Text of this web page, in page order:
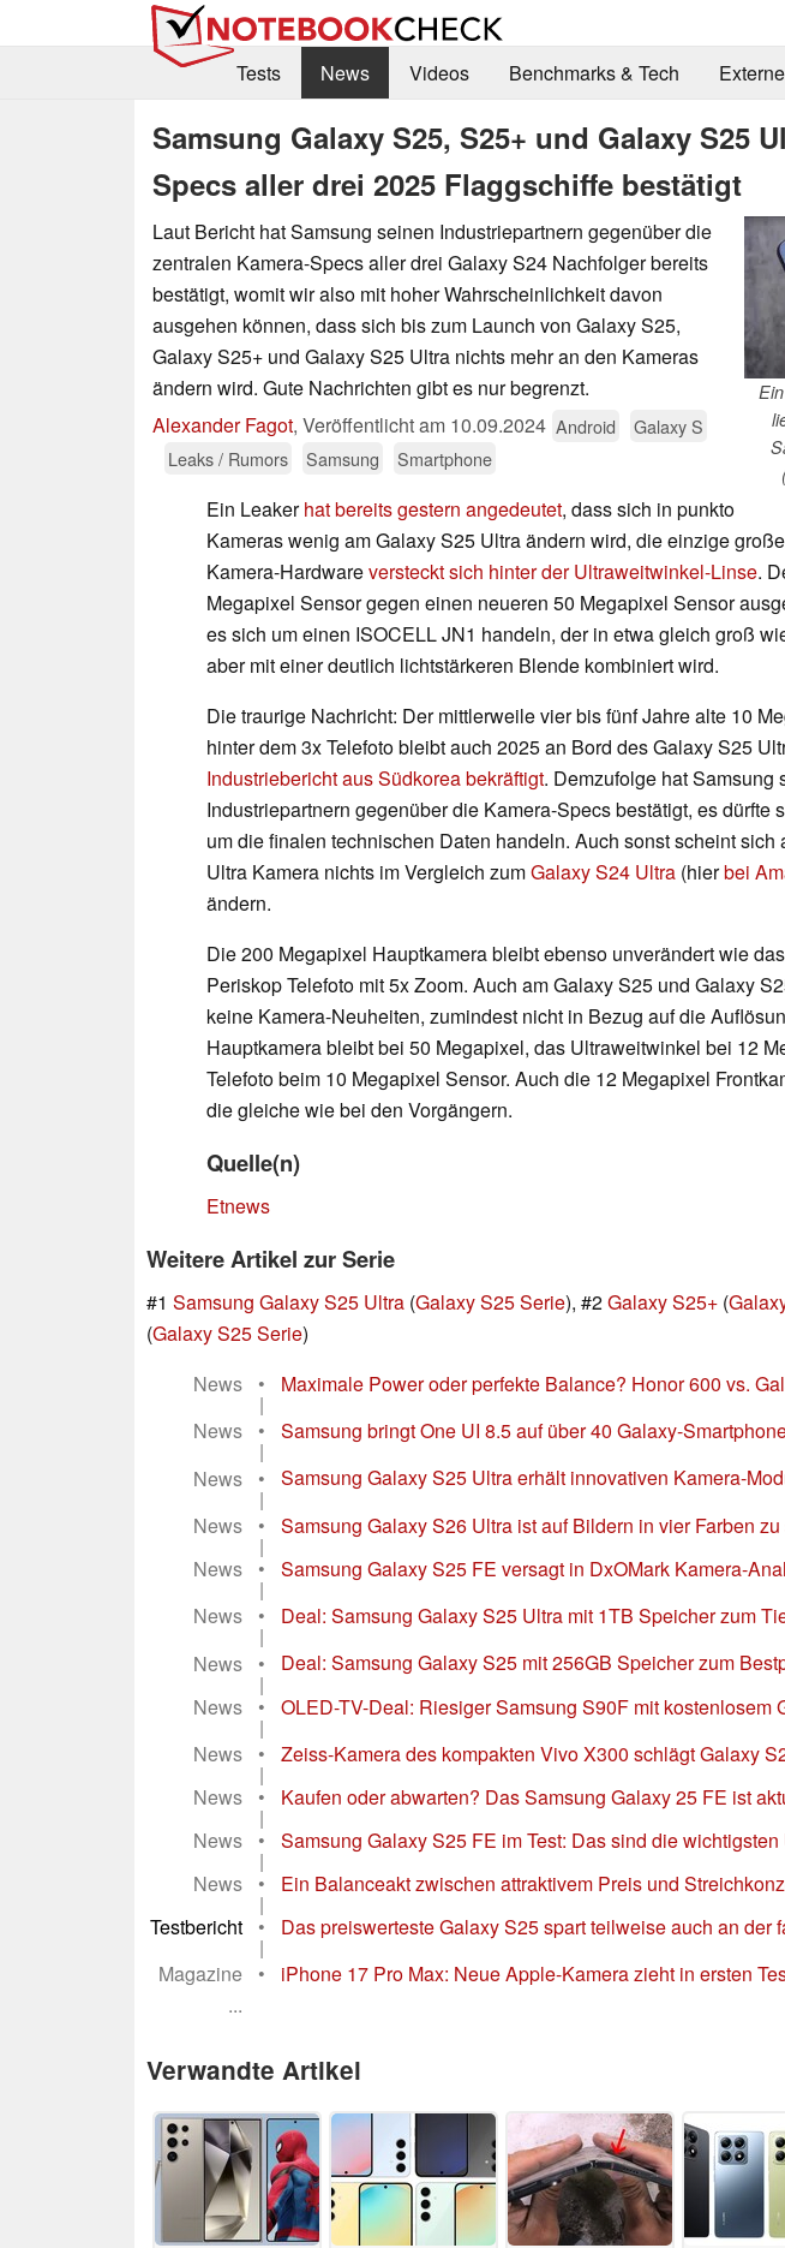
Tests
News Videos Benchmarks & Tech
Samsung Galaxy S25, S25+ und Galaxy S25
Specs aller drei 2025 Flaggschiffe bestätigt
Laut Bericht hat Samsung seinen Industriepartnern gegenüber die
zentralen Kamera-Specs aller drei Galaxy S24 Nachfolger bereits
bestätigt, womit wir also mit hoher Wahrscheinlichkeit davon
ausgehen können, dass sich bis zum Launch von Galaxy S25,
Galaxy S25+ und Galaxy S25 Ultra nichts mehr an den Kameras
ändern wird. Gute Nachrichten gibt es nur begrenzt.
Alexander Fagot, Veröffentlicht am 10.09.2024 Android
Galaxy S
Leaks / Rumors
Samsung Smartphone
Ein Leakerhat bereits gestern angedeutet, dass sich in punkto
Kameras wenig am Galaxy S25 Ultra ändern wird, die einzige
Kamera-Hardwareversteckt sich hinter der Ultraweitwinkel-Linse.
Megapixel Sensor gegen einen neueren 50 Megapixel Sensor
es sich um einen ISOCELL JN1 handeln, der in etwa gleich groß
aber mit einer deutlich lichtstärkeren Blende kombiniert wird.
Die traurige Nachricht: Der mittlerweile vier bis fünf Jahre alte 10
hinter dem 3x Telefoto bleibt auch 2025 an Bord des Galaxy S25
Industriebericht aus Südkorea bekräftigt. Demzufolge hat Samsung
Industriepartnern gegenüber die Kamera-Specs bestätigt, es dürfte
um die finalen technischen Daten handeln. Auch sonst scheint sich
Ultra Kamera nichts im Vergleich zumGalaxy S24 Ultra (hierbei
ändern.
Die 200 Megapixel Hauptkamera bleibt ebenso unverändert wie
Periskop Telefoto mit 5x Zoom. Auch am Galaxy S25 und Galaxy
keine Kamera-Neuheiten, zumindest nicht in Bezug auf die
Hauptkamera bleibt bei 50 Megapixel, das Ultraweitwinkel bei 12
Telefoto beim 10 Megapixel Sensor. Auch die 12 Megapixel
die gleiche wie bei den Vorgängern.
Quelle(n)
Etnews
Weitere Artikel zur Serie
#1 Samsung Galaxy S25 Ultra (Galaxy S25 Serie), #2Galaxy S25+ (
(Galaxy S25 Serie)
News
• Maximale Power oder perfekte Balance? Honor 600 vs.
|
News
• Samsung bringt One UI 8.5 auf über 40 Galaxy-
|
News
• Samsung Galaxy S25 Ultra erhält innovativen Kamera-
|
News
• Samsung Galaxy S26 Ultra ist auf Bildern in vier Farben
|
News
• Samsung Galaxy S25 FE versagt in DxOMark Kamera-
|
News
• Deal: Samsung Galaxy S25 Ultra mit 1TB Speicher zum
|
News
• Deal: Samsung Galaxy S25 mit 256GB Speicher zum
|
News
• OLED-TV-Deal: Riesiger Samsung S90F mit kostenlosem
|
News
• Zeiss-Kamera des kompakten Vivo X300 schlägt Galaxy
|
News
• Kaufen oder abwarten? Das Samsung Galaxy 25 FE ist
|
News
• Samsung Galaxy S25 FE im Test: Das sind die
|
News
• Ein Balanceakt zwischen attraktivem Preis und
|
Testbericht
• Das preiswerteste Galaxy S25 spart teilweise auch an der
|
Magazine
• iPhone 17 Pro Max: Neue Apple-Kamera zieht in ersten
...
Verwandte Artikel